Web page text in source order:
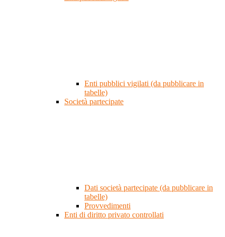
Enti pubblici vigilati (da pubblicare in
tabelle)
Società partecipate
Dati società partecipate (da pubblicare in
tabelle)
Provvedimenti
Enti di diritto privato controllati